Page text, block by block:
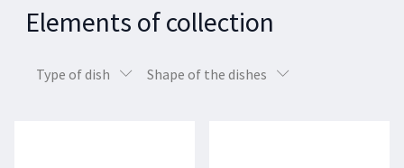
Elements of collection
Type of dish Shape of the dishes